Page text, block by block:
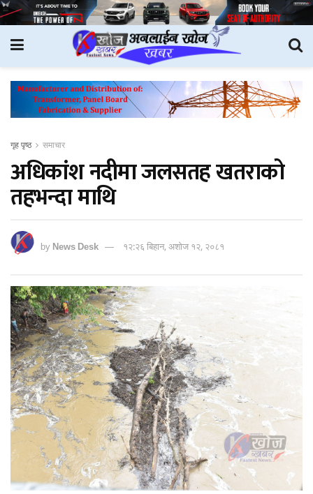
गृह पृष्ठ समाचार
अधिकांश नदीमा जलसतह खतराको
तहभन्दा माथि
byNews Desk १२:२६ बिहान, अशोज १२, २०८१